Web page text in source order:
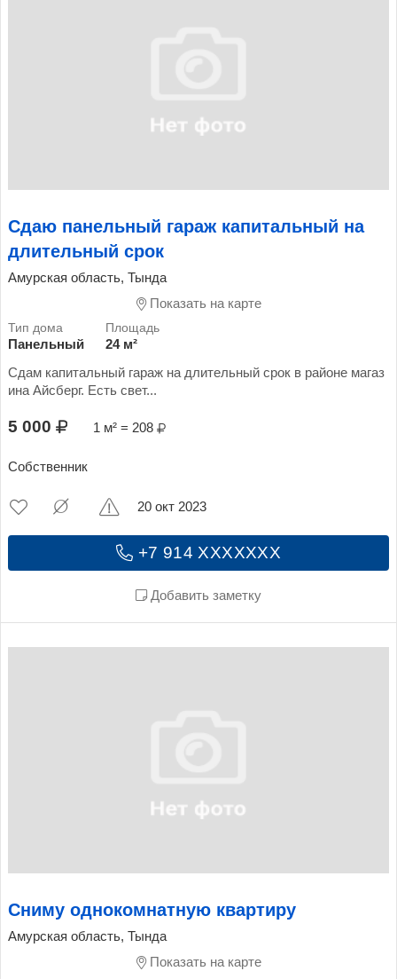
Сдаю панельный гараж капитальный на
длительный срок
Амурская область, Тында
Показать на карте
Панельный
24 м²
Сдам капитальный гараж на длительный срок в районе магаз
ина Айсберг. Есть свет...
5 000 1 м² = 208
Собственник
+7 914 XXXXXXX
Добавить заметку
20 окт 2023
Сниму однокомнатную квартиру
Амурская область, Тында
Показать на карте